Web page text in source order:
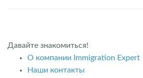
Давайте знакомиться!
О компании Immigration Expert
Наши контакты